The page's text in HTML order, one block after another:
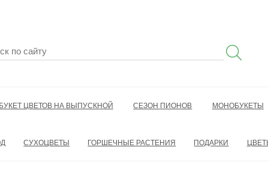
БУКЕТ ЦВЕТОВ НА ВЫПУСКНОЙ СЕЗОН ПИОНОВ МОНОБУКЕТЫ
СУХОЦВЕТЫ ГОРШЕЧНЫЕ РАСТЕНИЯ ПОДАРКИ